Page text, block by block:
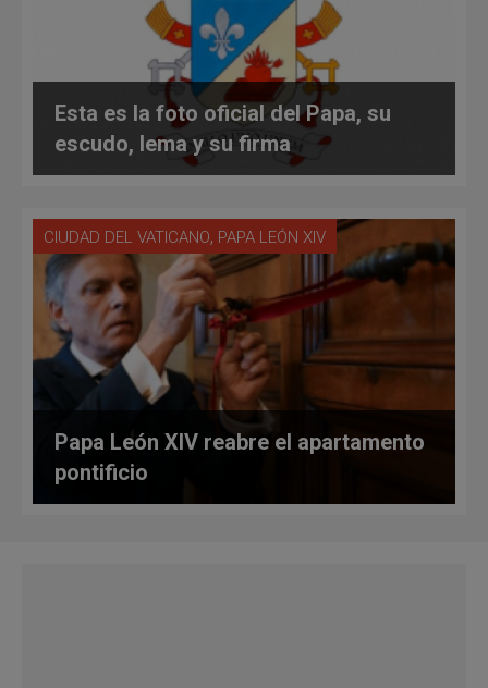
Esta es la foto oficial del Papa, su
escudo, lema y su firma
CIUDAD DEL VATICANO, PAPA LEÓN XIV
Papa León XIV reabre el apartamento
pontificio